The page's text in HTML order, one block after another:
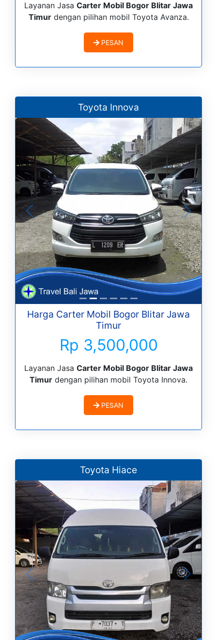
Layanan Jasa Carter Mobil Bogor Blitar Jawa
Timurdengan pilihan mobil Toyota Avanza.
PESAN
Toyota Innova
Harga Carter Mobil Bogor Blitar Jawa
Timur
Rp 3,500,000
Layanan Jasa Carter Mobil Bogor Blitar Jawa
Timur dengan pilihan mobil Toyota Innova.
PESAN
Toyota Hiace